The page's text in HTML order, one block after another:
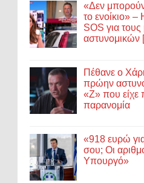
«Δεν
το ενοίκιο»
SOS για
αστυνομικών
Πέθανε ο
πρώην
«Ζ» που είχε
παρανομία
«918 ευρώ
σου; Οι
Υπουργό»